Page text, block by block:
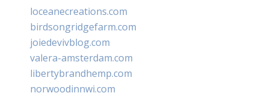
loceanecreations.com
birdsongridgefarm.com
joiedevivblog.com
valera-amsterdam.com
libertybrandhemp.com
norwoodinnwi.com